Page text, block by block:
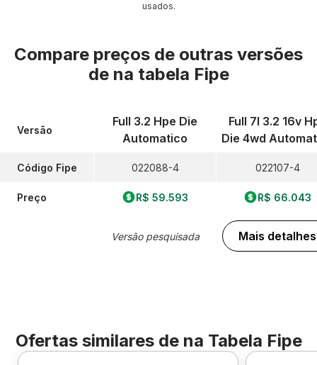
usados.
Compare preços de outras versões
de na tabela Fipe
Versão
Código Fipe
Preço
Full 3.2 Hpe Die
Automatico
022088-4
R$ 59.593
Versão pesquisada
Full 7l 3.2 16v
Die 4wd
022107-4
R$ 66.043
Mais detalhes
Ofertas similares de na Tabela Fipe